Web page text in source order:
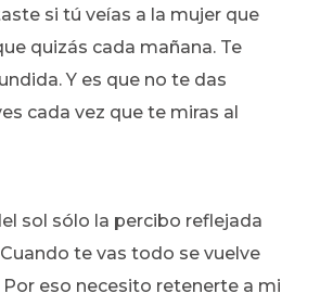
si tú veías a la mujer que
quizás cada mañana. Te
Y es que no te das
cada vez que te miras al
sol sólo la percibo reflejada
te vas todo se vuelve
eso necesito retenerte a mi